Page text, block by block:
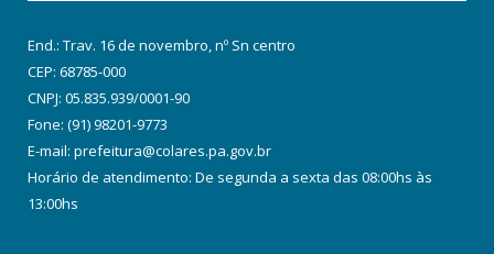
End.: Trav. 16 de novembro, nº Sn centro
CEP: 68785-000
CNPJ: 05.835.939/0001-90
Fone: (91) 98201-9773
E-mail: prefeitura@colares.pa.gov.br
Horário de atendimento: De segunda a sexta das 08:00hs às
13:00hs